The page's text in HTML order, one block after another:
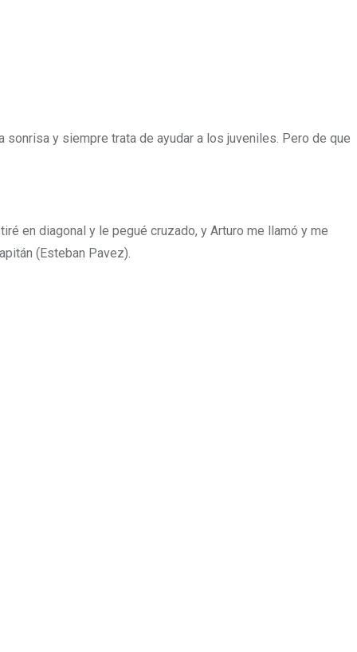
y siempre trata de ayudar a los juveniles. Pero de que
en diagonal y le pegué cruzado, y Arturo me llamó y me
(Esteban Pavez).